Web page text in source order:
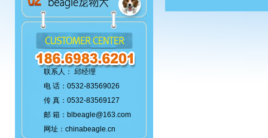
联系人： 邱经理
电 话：0532-83569026
传 真：0532-83569127
邮 箱：blbeagle@163.com
网址：chinabeagle.cn